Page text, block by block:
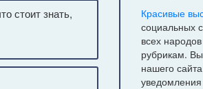
стоит знать,
Красивые
социальных
всех
рубрикам.
нашего